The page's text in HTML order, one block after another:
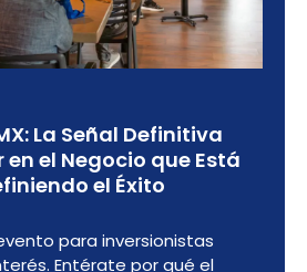
La Señal Definitiva
el Negocio que Está
el Éxito
para inversionistas
Entérate por qué el